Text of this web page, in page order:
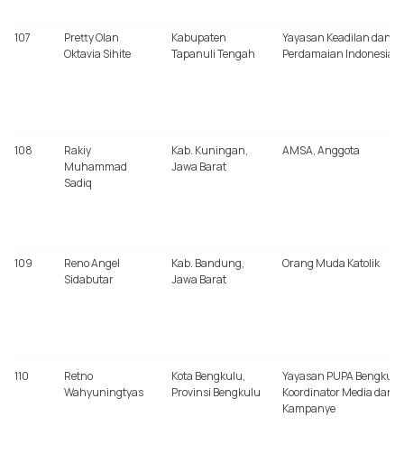
107
Pretty Olan
Oktavia Sihite
Kabupaten
Tapanuli Tengah
Yayasan Keadilan dan
Perdamaian Indonesia
108
Rakiy
Muhammad
Sadiq
Kab. Kuningan,
Jawa Barat
AMSA, Anggota
109
Reno Angel
Sidabutar
Kab. Bandung,
Jawa Barat
Orang Muda Katolik
110
Retno
Wahyuningtyas
Kota Bengkulu,
Provinsi Bengkulu
Yayasan PUPA
Koordinator Media dan
Kampanye